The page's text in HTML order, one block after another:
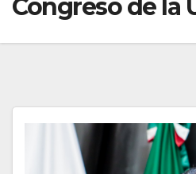
Congreso de la